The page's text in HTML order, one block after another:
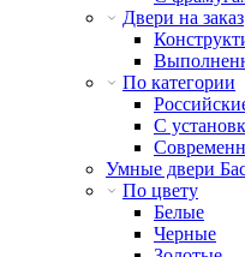
Двери на заказ
По категории
С
Умные двери
По цвету
Белые
Черные